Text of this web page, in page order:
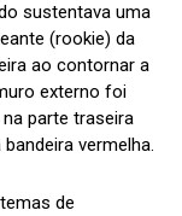
sustentava uma
(rookie) da
ao contornar a
externo foi
parte traseira
vermelha.
de